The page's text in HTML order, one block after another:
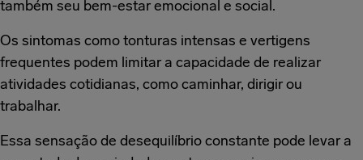
também seu bem-estar emocional e social.
Os sintomas como tonturas intensas e vertigens
frequentes podem limitar a capacidade de realizar
atividades cotidianas, como caminhar, dirigir ou
trabalhar.
Essa sensação de desequilíbrio constante pode levar a